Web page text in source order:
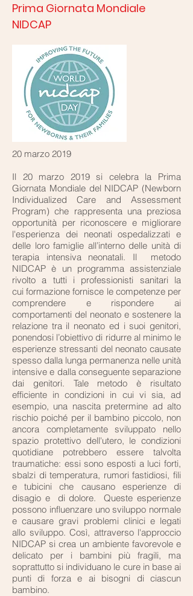
Prima Giornata Mondiale
NIDCAP
20 marzo 2019
Il 20 marzo 2019 si celebra la Prima
Giornata Mondiale del NIDCAP (Newborn
Individualized Care and Assessment
Program) che rappresenta una preziosa
opportunità per riconoscere e migliorare
l'esperienza dei neonati ospedalizzati e
delle loro famiglie all’interno delle unità di
terapia intensiva neonatali. Il metodo
NIDCAP è un programma assistenziale
rivolto a tutti i professionisti sanitari la
cui formazione fornisce le competenze per
comprendere e rispondere ai
comportamenti del neonato e sostenere la
relazione tra il neonato ed i suoi genitori,
ponendosi l’obiettivo di ridurre al minimo le
esperienze stressanti del neonato causate
spesso dalla lunga permanenza nelle unità
intensive e dalla conseguente separazione
dai genitori. Tale metodo è risultato
efficiente in condizioni in cui vi sia, ad
esempio, una nascita pretermine ad alto
rischio poiché per il bambino piccolo, non
ancora completamente sviluppato nello
spazio protettivo dell'utero, le condizioni
quotidiane potrebbero essere talvolta
traumatiche: essi sono esposti a luci forti,
sbalzi di temperatura, rumori fastidiosi, fili
e tubicini che causano esperienze di
disagio e di dolore. Queste esperienze
possono influenzare uno sviluppo normale
e causare gravi problemi clinici e legati
allo sviluppo. Così, attraverso l'approccio
NIDCAP si crea un ambiente favorevole e
delicato per i bambini più fragili, ma
soprattutto si individuano le cure in base ai
punti di forza e ai bisogni di ciascun
bambino.